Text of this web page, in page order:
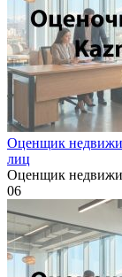
Оценщик
лиц
Оценщик
06